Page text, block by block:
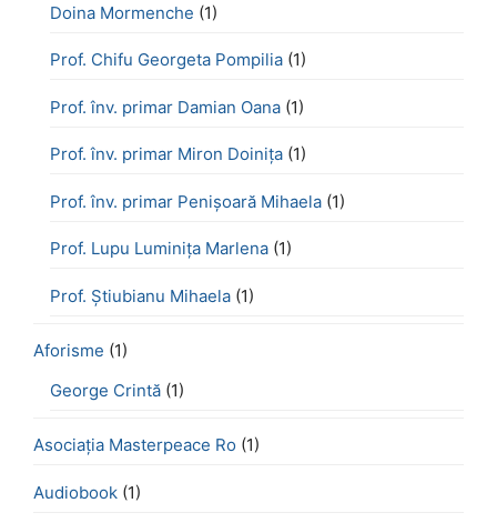
Doina Mormenche (1)
Prof. Chifu Georgeta Pompilia (1)
Prof. înv. primar Damian Oana (1)
Prof. înv. primar Miron Doinița (1)
Prof. înv. primar Penișoară Mihaela (1)
Prof. Lupu Luminița Marlena (1)
Prof. Știubianu Mihaela (1)
Aforisme (1)
George Crintă (1)
Asociația Masterpeace Ro (1)
Audiobook (1)